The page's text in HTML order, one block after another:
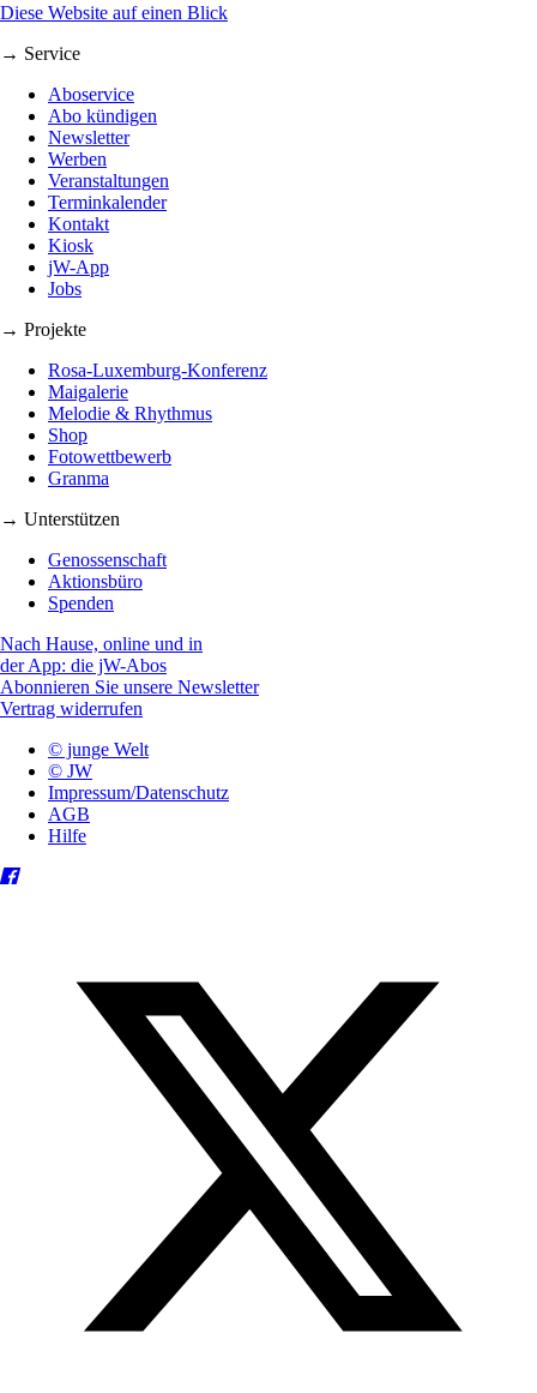
Diese Website auf einen Blick
→ Service
Aboservice
Abo kündigen
Newsletter
Werben
Veranstaltungen
Terminkalender
Kontakt
Kiosk
jW-App
Jobs
→ Projekte
Rosa-Luxemburg-Konferenz
Maigalerie
Melodie & Rhythmus
Shop
Fotowettbewerb
Granma
→ Unterstützen
Genossenschaft
Aktionsbüro
Spenden
Nach Hause, online und in
der App: die jW-Abos
Abonnieren Sie unsere Newsletter
Vertrag widerrufen
© junge Welt
© JW
Impressum/Datenschutz
AGB
Hilfe